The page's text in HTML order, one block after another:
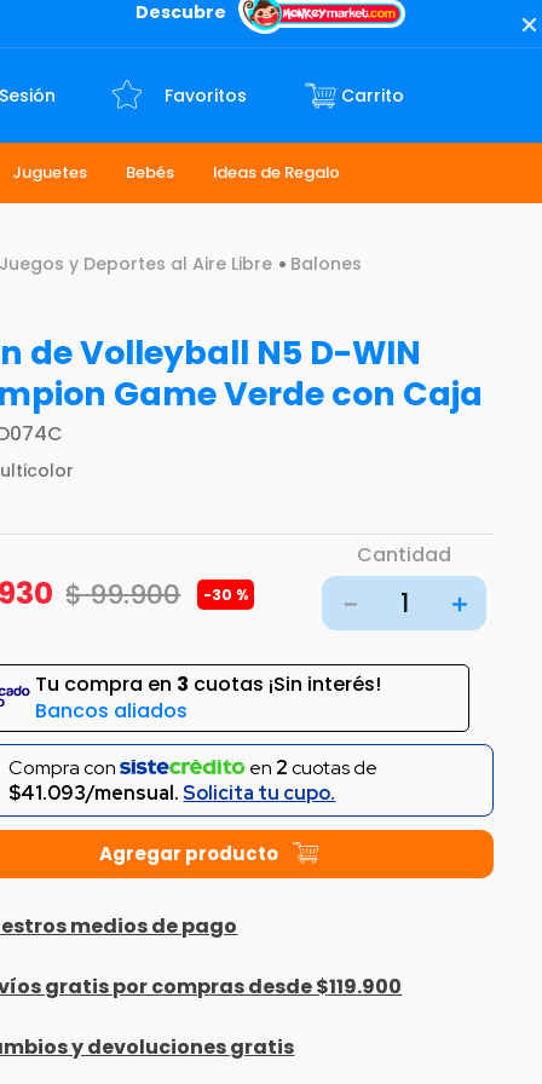
Descubre
Favoritos
Juguetes Bebés Ideas de Regalo
Juegos y Deportes al Aire Libre Balones
de Volleyball N5 D-WIN
Game Verde con Caja
$99.900 -30 %
Cantidad
＋
－
Tu compra en 3 cuotas ¡Sin interés!
Bancos aliados
Compra con en 2cuotas de
$41.093/mensual.Solicita tu cupo.
medios de pago
gratis por compras desde $119.900
y devoluciones gratis